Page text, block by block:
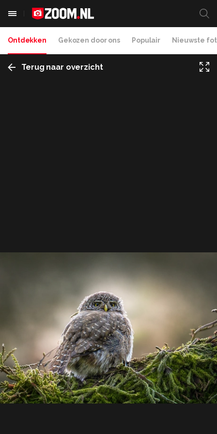
Ontdekken Gekozen door ons Populair Nieuwste
Terug naar overzicht